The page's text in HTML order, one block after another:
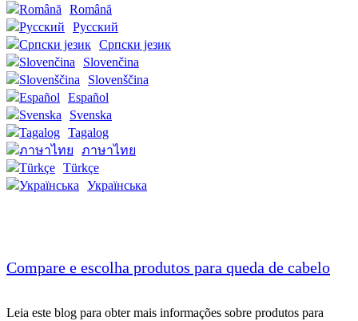
Română
Русский
Cрпски језик
Slovenčina
Slovenščina
Español
Svenska
Tagalog
ภาษาไทย
Türkçe
Українська
Compare e escolha produtos para queda de cabelo
Leia este blog para obter mais informações sobre produtos para